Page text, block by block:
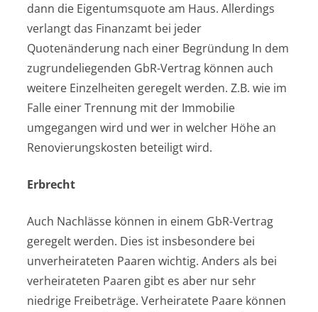
dann die Eigentumsquote am Haus. Allerdings
verlangt das Finanzamt bei jeder
Quotenänderung nach einer Begründung In dem
zugrundeliegenden GbR-Vertrag können auch
weitere Einzelheiten geregelt werden. Z.B. wie im
Falle einer Trennung mit der Immobilie
umgegangen wird und wer in welcher Höhe an
Renovierungskosten beteiligt wird.
Erbrecht
Auch Nachlässe können in einem GbR-Vertrag
geregelt werden. Dies ist insbesondere bei
unverheirateten Paaren wichtig. Anders als bei
verheirateten Paaren gibt es aber nur sehr
niedrige Freibeträge. Verheiratete Paare können